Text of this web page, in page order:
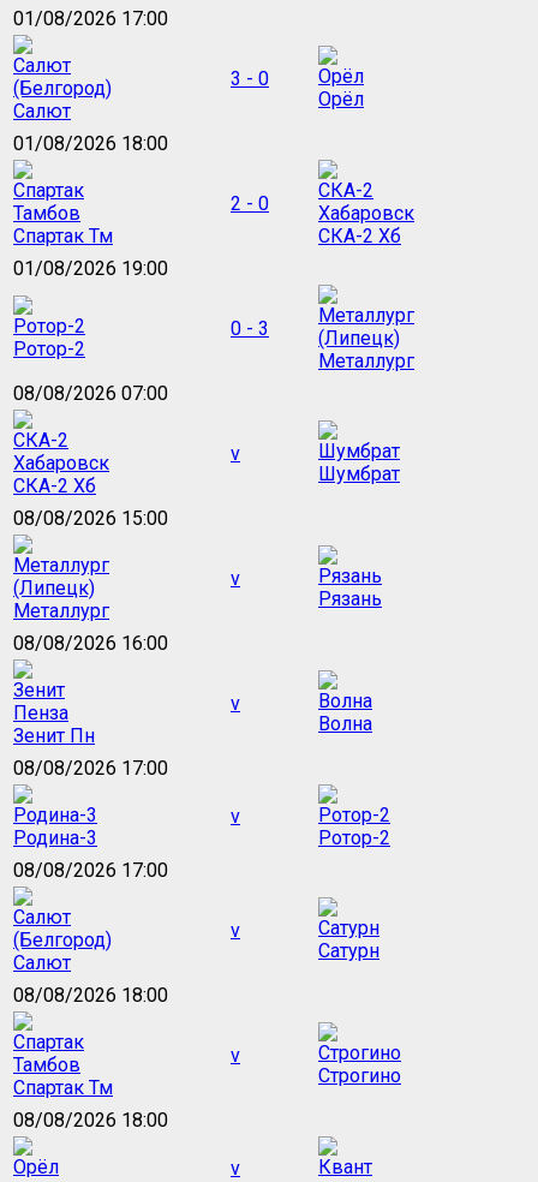
01/08/2026 17:00
Салют
3 - 0
Орёл
01/08/2026 18:00
Спартак Тм
2 - 0
СКА-2 Хб
01/08/2026 19:00
Ротор-2
0 - 3
Металлург
08/08/2026 07:00
СКА-2 Хб
v
Шумбрат
08/08/2026 15:00
Металлург
v
Рязань
08/08/2026 16:00
Зенит Пн
v
Волна
08/08/2026 17:00
Родина-3
v
Ротор-2
08/08/2026 17:00
Салют
v
Сатурн
08/08/2026 18:00
Спартак Тм
v
Строгино
08/08/2026 18:00
v